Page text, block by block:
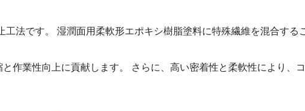
法です。 湿潤面用柔軟形エポキシ樹脂塗料に特殊繊維を混合する
作業性向上に貢献します。 さらに、高い密着性と柔軟性により、